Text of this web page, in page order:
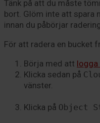
Tänk på att du måste
bort. Glöm inte att spara
innan du påbörjar
För att radera en bucket
Börja med att logga
Klicka sedan på
vänster.
Klicka på Object